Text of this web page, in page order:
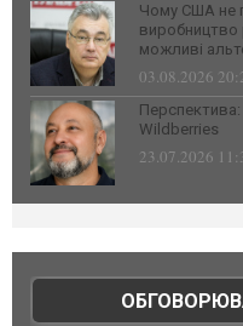
Чому США не
виробництво
можливі
03.08.2026
Перспектива:
Wildberries
23.07.2026